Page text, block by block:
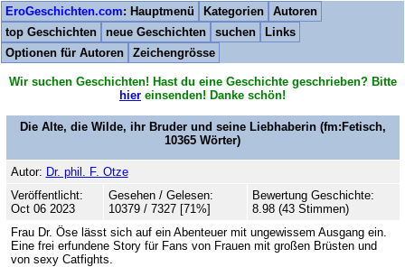
EroGeschichten.com: Hauptmenü Kategorien
Autoren
top Geschichten
neue Geschichten suchen
Links
Optionen für Autoren
Zeichengrösse
Wir suchen Geschichten! Hast du eine Geschichte geschrieben? Bitte
hier einsenden! Danke schön!
Die Alte, die Wilde, ihr Bruder und seine Liebhaberin(fm:Fetisch,
10365 Wörter)
Autor: Dr. phil. F. Otze
Veröffentlicht:
Oct 06 2023
Gesehen / Gelesen:
10379 / 7327 [71%]
Bewertung Geschichte:
8.98 (43 Stimmen)
Frau Dr. Öse lässt sich auf ein Abenteuer mit ungewissem Ausgang ein.
Eine frei erfundene Story für Fans von Frauen mit großen Brüsten und
von sexy Catfights.